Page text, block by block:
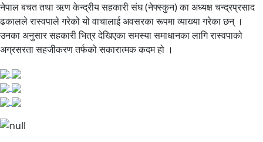
नेपाल बचत तथा ऋण केन्द्रीय सहकारी संघ (नेफ्स्कुन) का अध्यक्ष चन्द्रप्रसाद
ढकालले रास्वपाले गरेको यो वाचालाई अवसरका रूपमा व्याख्या गरेका छन् ।
उनका अनुसार सहकारी भित्र देखिएका समस्या समाधानका लागि रास्वपाको
अग्रसरता सहजीकरण तर्फको सकारात्मक कदम हो ।